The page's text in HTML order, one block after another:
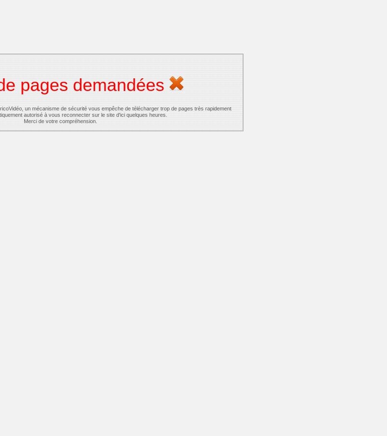
pages demandées
un mécanisme de sécurité vous empêche de télécharger trop de pages très rapidement
autorisé à vous reconnecter sur le site d'ici quelques heures.
Merci de votre compréhension.